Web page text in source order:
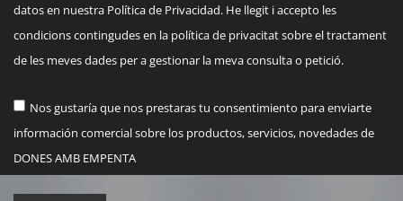
datos en nuestra Política de Privacidad. He llegit i accepto les
condicions contingudes en la política de privacitat sobre el tractament
de les meves dades per a gestionar la meva consulta o petició.
Nos gustaría que nos prestaras tu consentimiento para enviarte
información comercial sobre los productos, servicios, novedades de
DONES AMB EMPENTA